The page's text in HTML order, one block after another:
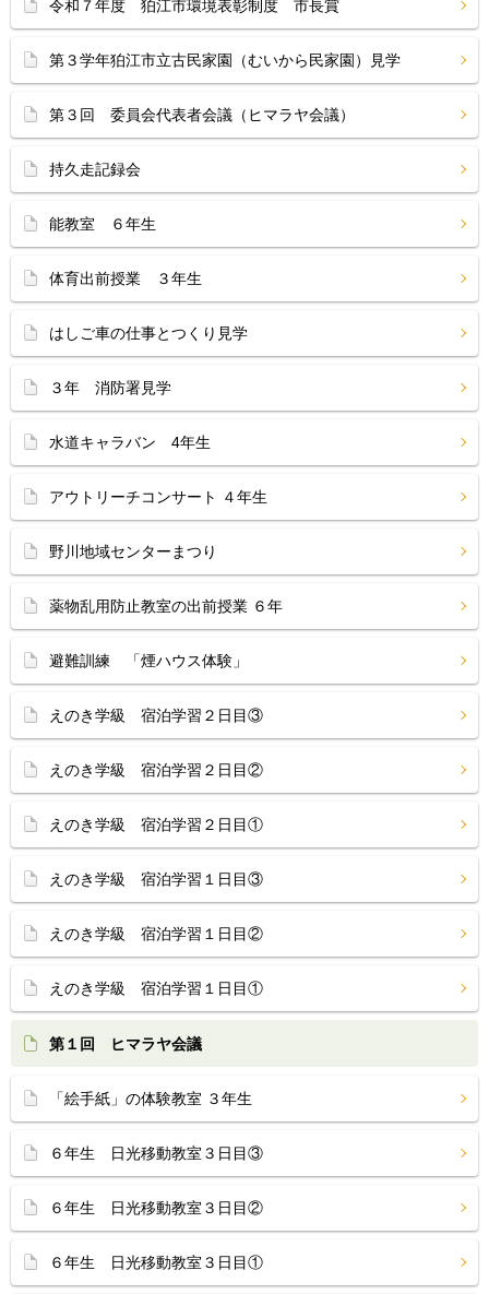
令和７年度 狛江市環境表彰制度 市長賞
第３学年狛江市立古民家園（むいから民家園）見学
第３回 委員会代表者会議（ヒマラヤ会議）
持久走記録会
能教室 ６年生
体育出前授業 ３年生
はしご車の仕事とつくり見学
３年 消防署見学
水道キャラバン 4年生
アウトリーチコンサート ４年生
野川地域センターまつり
薬物乱用防止教室の出前授業 ６年
避難訓練 「煙ハウス体験」
えのき学級 宿泊学習２日目③
えのき学級 宿泊学習２日目②
えのき学級 宿泊学習２日目①
えのき学級 宿泊学習１日目③
えのき学級 宿泊学習１日目②
えのき学級 宿泊学習１日目①
第１回 ヒマラヤ会議
「絵手紙」の体験教室 ３年生
６年生 日光移動教室３日目③
６年生 日光移動教室３日目②
６年生 日光移動教室３日目①